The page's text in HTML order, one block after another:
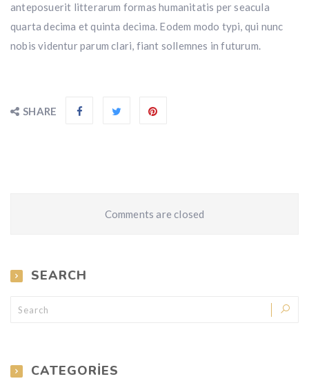
anteposuerit litterarum formas humanitatis per seacula
quarta decima et quinta decima. Eodem modo typi, qui nunc
nobis videntur parum clari, fiant sollemnes in futurum.
SHARE
Comments are closed
SEARCH
CATEGORIES